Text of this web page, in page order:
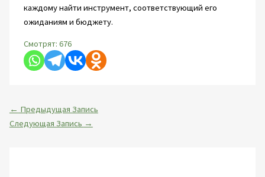
каждому найти инструмент, соответствующий его
ожиданиям и бюджету.
Смотрят: 676
← Предыдущая Запись
Следующая Запись →